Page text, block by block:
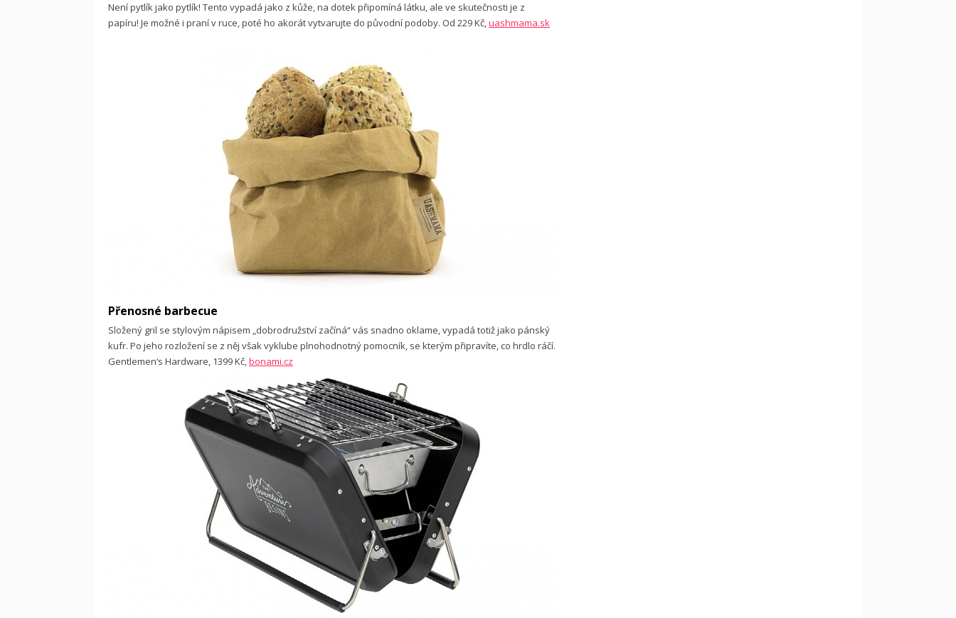
Není pytlík jako pytlík! Tento vypadá jako z kůže, na dotek připomíná látku, ale ve skutečnosti je z
papíru! Je možné i praní v ruce, poté ho akorát vytvarujte do původní podoby. Od 229 Kč,uashmama.sk
Přenosné barbecue
Složený gril se stylovým nápisem „dobrodružství začíná“ vás snadno oklame, vypadá totiž jako pánský
kufr. Po jeho rozložení se z něj však vyklube plnohodnotný pomocník, se kterým připravíte, co hrdlo ráčí.
Gentlemen‘s Hardware, 1399 Kč,bonami.cz